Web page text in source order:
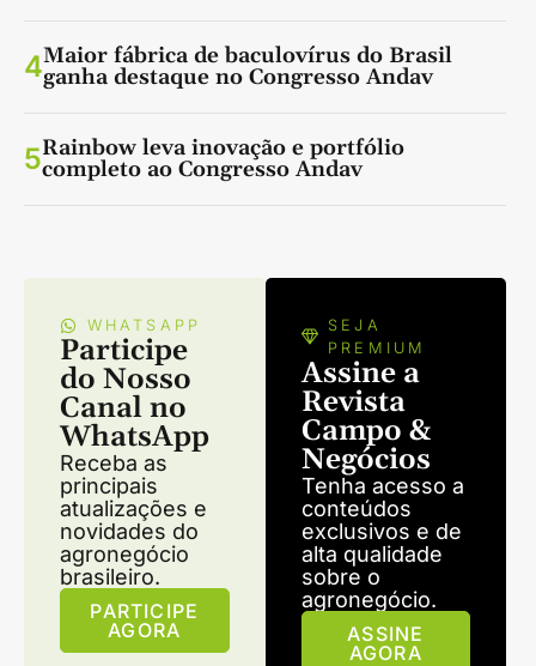
4Maior fábrica de baculovírus do Brasil
ganha destaque no Congresso Andav
5Rainbow leva inovação e portfólio
completo ao Congresso Andav
WHATSAPP
Participe
do Nosso
Canal no
WhatsApp
Receba as
principais
atualizações e
novidades do
agronegócio
brasileiro.
PARTICIPE
AGORA
SEJA
PREMIUM
Assine a
Revista
Campo &
Negócios
Tenha acesso a
conteúdos
exclusivos e de
alta qualidade
sobre o
agronegócio.
ASSINE
AGORA